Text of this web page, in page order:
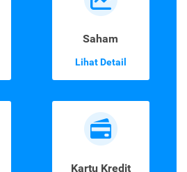
Saham
Lihat Detail
Kartu Kredit